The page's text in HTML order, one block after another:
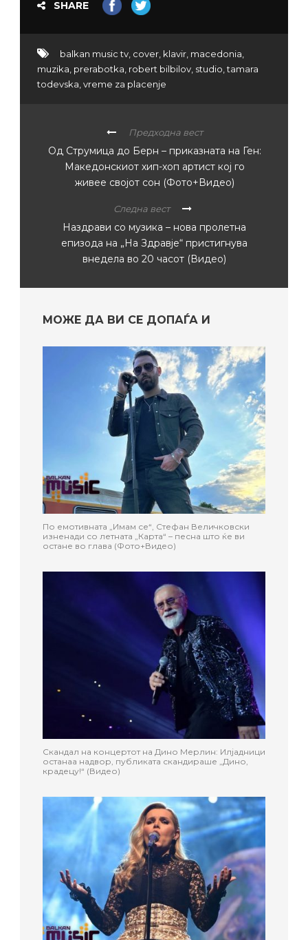
SHARE
balkan music tv cover klavir macedonia
muzika prerabotka robert bilbilov studio tamara
todevska vreme za placenje
Предходна вест
Од Струмица до Берн – приказната на Ген:
Македонскиот хип-хоп артист кој го
живее својот сон (Фото+Видео)
Следна вест
Наздрави со музика – нова пролетна
епизода на „На Здравје“ пристигнува
внедела во 20 часот (Видео)
МОЖЕ ДА ВИ СЕ ДОПАЃА И
По емотивната „Имам се“, Стефан Величковски
изненади со летната „Карта“ – песна што ќе ви
остане во глава (Фото+Видео)
Скандал на концертот на Дино Мерлин: Илјадници
останаа надвор, публиката скандираше „Дино,
крадецу!“ (Видео)